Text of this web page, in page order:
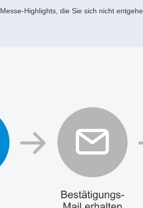
Messe-Highlights, die Sie sich nicht